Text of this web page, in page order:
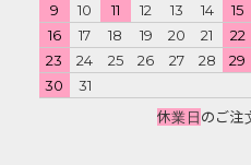
9
10 11 12 13 14
15
16
17 18 19 20 21
22
23
24 25 26 27 28
29
30
31
休業日のご注